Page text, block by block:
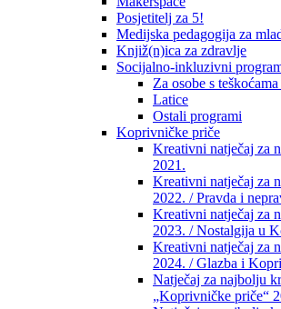
Posjetitelj za 5!
Medijska pedagogija za
Knjiž(n)ica za zdravlje
Socijalno-inkluzivni
Za osobe s
Latice
Ostali programi
Koprivničke priče
Kreativni natječaj za
2021.
Kreativni natječaj za
2022. / Pravda i
Kreativni natječaj za
2023. / Nostalgija u
Kreativni natječaj za
2024. / Glazba i
Natječaj za najbolju
„Koprivničke priče“